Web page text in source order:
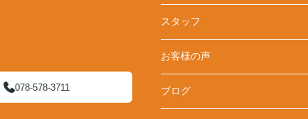
078-578-3711
スタッフ
お客様の声
ブログ